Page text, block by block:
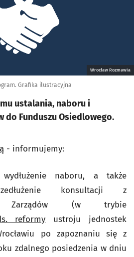
Wrocław Rozmawia
Grafika ilustracyjna
ustalania, naboru i
do Funduszu Osiedlowego.
- informujemy:
naboru, a także
konsultacji z
Zarządów (w trybie
reformy ustroju jednostek
po zapoznaniu się z
zdalnego posiedzenia w dniu